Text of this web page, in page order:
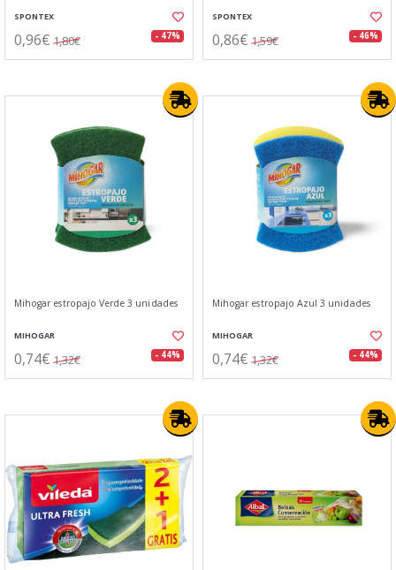
SPONTEX
0,96€ 1,80€ - 47%
SPONTEX
0,86€ 1,59€ - 46%
Mihogar estropajo Verde 3 unidades
MIHOGAR
0,74€ 1,32€ - 44%
Mihogar estropajo Azul 3 unidades
MIHOGAR
0,74€ 1,32€ - 44%